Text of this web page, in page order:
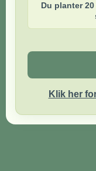
Du planter 20
Klik her